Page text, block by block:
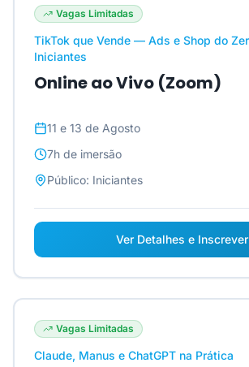
Vagas Limitadas
TikTok que Vende — Ads e Shop do
Iniciantes
Online ao Vivo (Zoom)
11 e 13 de Agosto
7h de imersão
Público: Iniciantes
Ver Detalhes e Inscrever
Vagas Limitadas
Claude, Manus e ChatGPT na Prática